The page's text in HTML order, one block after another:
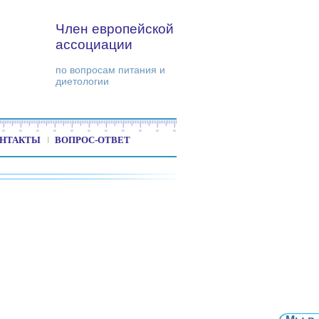
Член европейской
ассоциации
по вопросам питания и
диетологии
ВОПРОС-ОТВЕТ